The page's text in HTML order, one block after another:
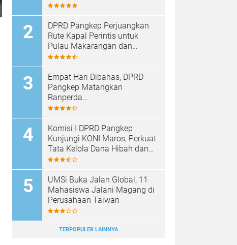
DPRD Pangkep Perjuangkan
Rute Kapal Perintis untuk
Pulau Makarangan dan
Langkoteang
Empat Hari Dibahas, DPRD
Pangkep Matangkan
Ranperda
Pertanggungjawaban APBD
Komisi I DPRD Pangkep
Kunjungi KONI Maros, Perkuat
Tata Kelola Dana Hibah dan
Pembinaan Olahraga
UMSi Buka Jalan Global, 11
Mahasiswa Jalani Magang di
Perusahaan Taiwan
TERPOPULER LAINNYA